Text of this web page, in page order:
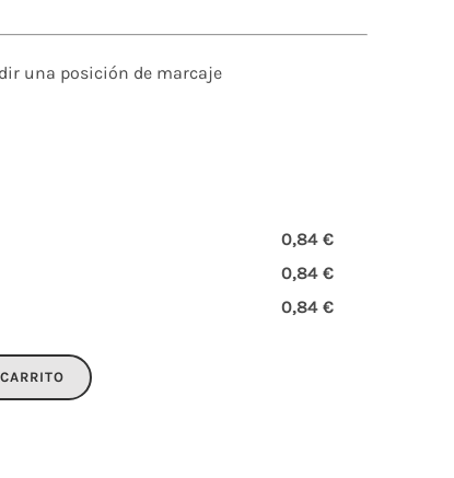
una posición de marcaje
0,84 €
0,84 €
0,84 €